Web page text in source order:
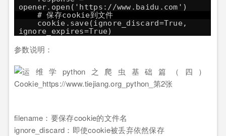
opener.open(' https://www.baidu.com ')
# 保存cookie到文件
cookie.save(ignore_discard=True,
ignore_expires=True)
参数说明：
filename：要保存cookie的文件名
ignore_discard：即使cookie被丢弃依然保存